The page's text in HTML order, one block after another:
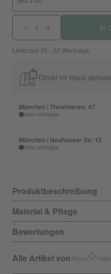
In
Lieferzeit 20 - 22 Werktage
Direkt im Haus
München | Theatinerstr. 47
nicht verfügbar
München | Neuhauser Str. 12
nicht verfügbar
Produktbeschreibung
Material & Pflege
Bewertungen
Alle Artikel von